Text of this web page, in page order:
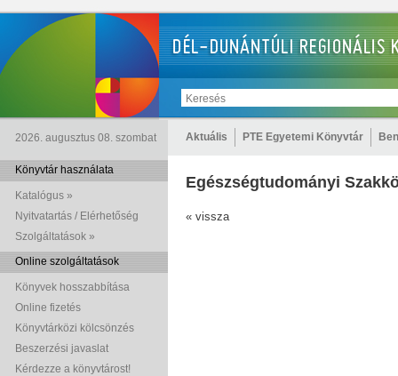
2026. augusztus 08. szombat Aktuális PTE Egyetemi Könyvtár
Könyvtár használata
Katalógus »
Nyitvatartás / Elérhetőség
Szolgáltatások »
Online szolgáltatások
Könyvek hosszabbítása
Online fizetés
Könyvtárközi kölcsönzés
Beszerzési javaslat
Kérdezze a könyvtárost!
Egészségtudományi
« vissza